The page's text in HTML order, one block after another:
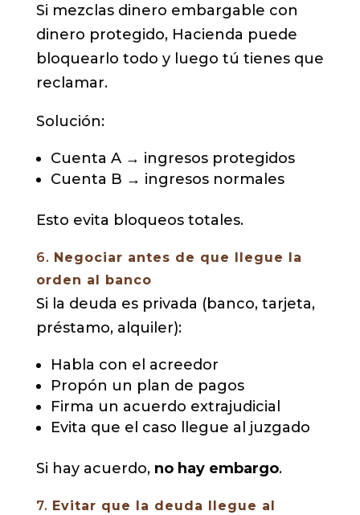
Si mezclas dinero embargable con
dinero protegido, Hacienda puede
bloquearlo todo y luego tú tienes que
reclamar.
Solución:
Cuenta A → ingresos protegidos
Cuenta B → ingresos normales
Esto evita bloqueos totales.
6. Negociar antes de que llegue la
orden al banco
Si la deuda es privada (banco, tarjeta,
préstamo, alquiler):
Habla con el acreedor
Propón un plan de pagos
Firma un acuerdo extrajudicial
Evita que el caso llegue al juzgado
Si hay acuerdo, no hay embargo.
7. Evitar que la deuda llegue al